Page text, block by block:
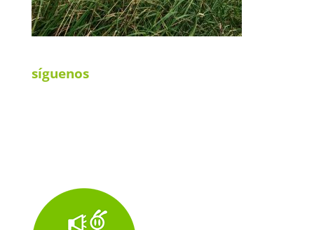
síguenos